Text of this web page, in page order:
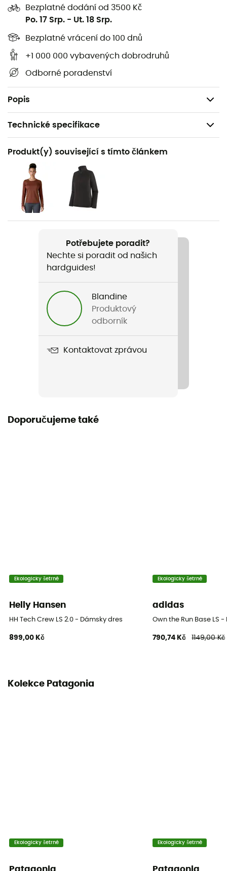
Bezplatné dodání od 3500 Kč
Po. 17 Srp. - Ut. 18 Srp.
Bezplatné vrácení do 100 dnů
+1 000 000 vybavených dobrodruhů
Odborné poradenství
Popis
zlepšuje vaše pohodlí a doprovází vaše pohyby
Tento model je vyroben v rámci programu Fair
Trade Certified™ - což znamená, že pracovníci,
kteří jej vyrobili, dostali prémii za svou práci
Hmotnost: 156 g
Technické specifikace
Doporučené pro
Pěší turistika / Trekking / Běžné použití / Lyžování
Pohlaví
Dámské
Hmotnost
Název produktu
W's Cap MW Bottoms
Použité technologie
Ano
130 - 150 g/m²
Produkt(y) související s tímto článkem
Potřebujete poradit?
Nechte si poradit od našich
hardguides!
Blandine
Produktový
odborník
Kontaktovat zprávou
Doporučujeme také
Ekologicky šetrné
Helly Hansen
HH Tech Crew LS 2.0 - Dámsky dres
899,00 Kč
Ekologicky šetrné
adidas
Own the Run Base LS
790,74 Kč 1149,00 Kč
Kolekce Patagonia
Ekologicky šetrné Ekologicky šetrné